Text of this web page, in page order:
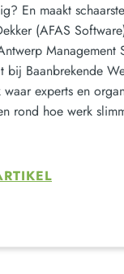
En maakt
(AFAS
Management
bij Baanbrekende
experts en
rond hoe werk